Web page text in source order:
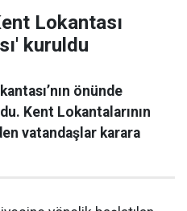
Lokantası
kuruldu
önünde
Kent Lokantalarının
vatandaşlar karara